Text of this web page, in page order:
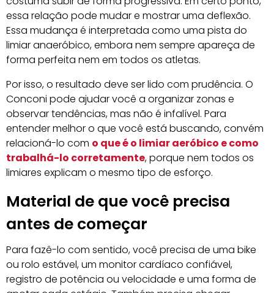
essa relação pode mudar e mostrar uma deflexão.
Essa mudança é interpretada como uma pista do
limiar anaeróbico, embora nem sempre apareça de
forma perfeita nem em todos os atletas.
Por isso, o resultado deve ser lido com prudência. O
Conconi pode ajudar você a organizar zonas e
observar tendências, mas não é infalível. Para
entender melhor o que você está buscando, convém
relacioná-lo com o que é o limiar aeróbico e como
trabalhá-lo corretamente, porque nem todos os
limiares explicam o mesmo tipo de esforço.
Material de que você precisa
antes de começar
Para fazê-lo com sentido, você precisa de uma bike
ou rolo estável, um monitor cardíaco confiável,
registro de potência ou velocidade e uma forma de